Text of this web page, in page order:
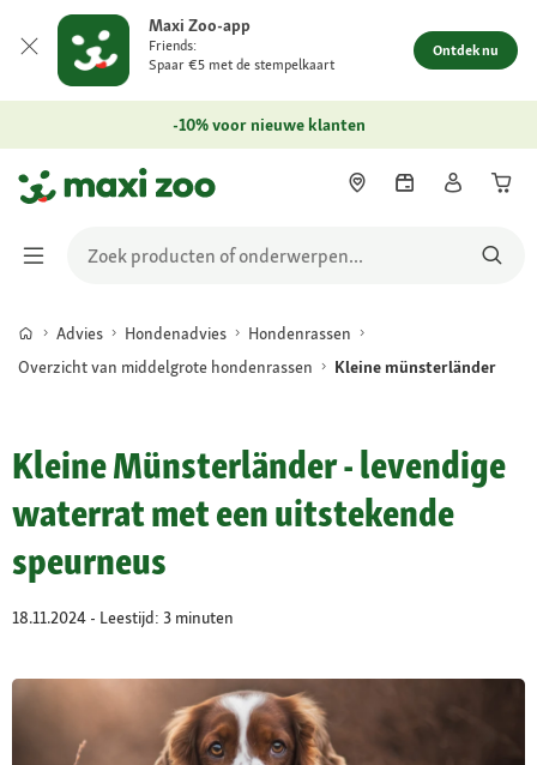
Maxi Zoo-app
Friends:
Spaar €5 met de stempelkaart
Ontdek nu
-10% voor nieuwe klanten
Advies Hondenadvies
Hondenrassen
Overzicht van middelgrote hondenrassen
Kleine münsterländer
Kleine Münsterländer - levendige
waterrat met een uitstekende
speurneus
18.11.2024 - Leestijd: 3 minuten